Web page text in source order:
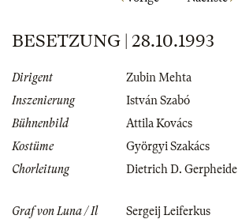
BESETZUNG | 28.10.1993
Dirigent
Zubin Mehta
Inszenierung
István Szabó
Bühnenbild
Attila Kovács
Kostüme
Györgyi Szakács
Chorleitung
Dietrich D. Gerpheide
Graf von Luna / Il
Sergeij Leiferkus